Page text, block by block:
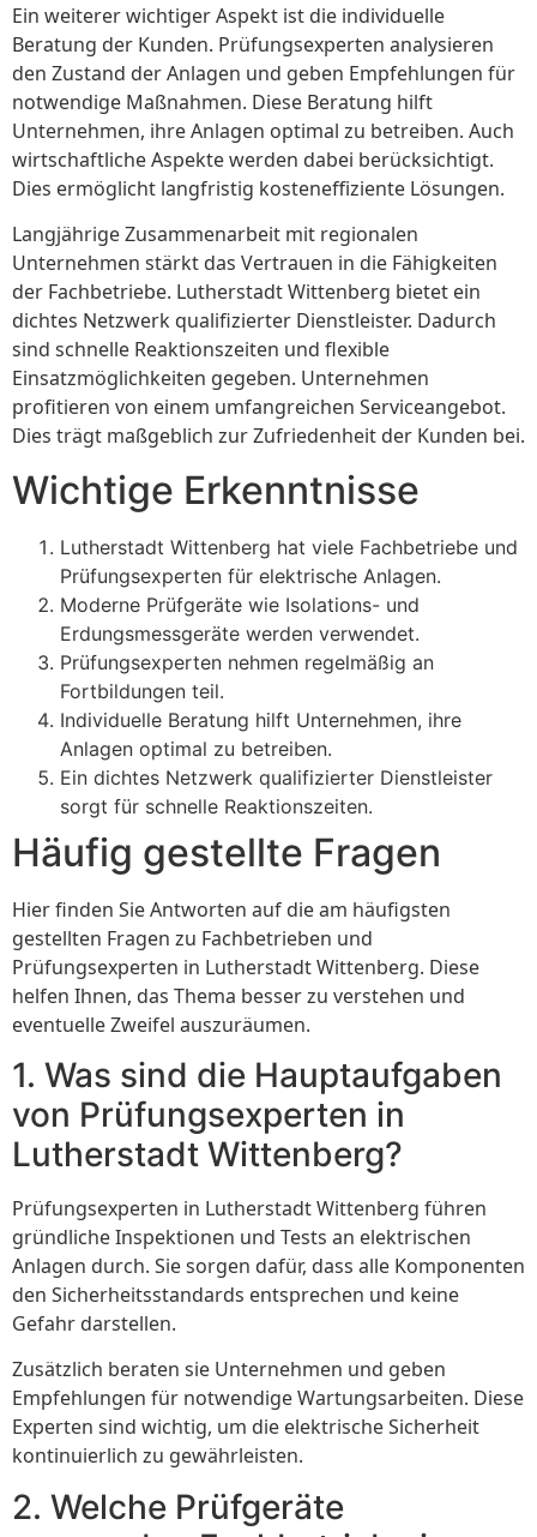
Ein weiterer wichtiger Aspekt ist die individuelle
Beratung der Kunden. Prüfungsexperten analysieren
den Zustand der Anlagen und geben Empfehlungen für
notwendige Maßnahmen. Diese Beratung hilft
Unternehmen, ihre Anlagen optimal zu betreiben. Auch
wirtschaftliche Aspekte werden dabei berücksichtigt.
Dies ermöglicht langfristig kosteneffiziente Lösungen.
Langjährige Zusammenarbeit mit regionalen
Unternehmen stärkt das Vertrauen in die Fähigkeiten
der Fachbetriebe. Lutherstadt Wittenberg bietet ein
dichtes Netzwerk qualifizierter Dienstleister. Dadurch
sind schnelle Reaktionszeiten und flexible
Einsatzmöglichkeiten gegeben. Unternehmen
profitieren von einem umfangreichen Serviceangebot.
Dies trägt maßgeblich zur Zufriedenheit der Kunden bei.
Wichtige Erkenntnisse
Lutherstadt Wittenberg hat viele Fachbetriebe und
Prüfungsexperten für elektrische Anlagen.
Moderne Prüfgeräte wie Isolations- und
Erdungsmessgeräte werden verwendet.
Prüfungsexperten nehmen regelmäßig an
Fortbildungen teil.
Individuelle Beratung hilft Unternehmen, ihre
Anlagen optimal zu betreiben.
Ein dichtes Netzwerk qualifizierter Dienstleister
sorgt für schnelle Reaktionszeiten.
Häufig gestellte Fragen
Hier finden Sie Antworten auf die am häufigsten
gestellten Fragen zu Fachbetrieben und
Prüfungsexperten in Lutherstadt Wittenberg. Diese
helfen Ihnen, das Thema besser zu verstehen und
eventuelle Zweifel auszuräumen.
1. Was sind die Hauptaufgaben
von Prüfungsexperten in
Lutherstadt Wittenberg?
Prüfungsexperten in Lutherstadt Wittenberg führen
gründliche Inspektionen und Tests an elektrischen
Anlagen durch. Sie sorgen dafür, dass alle Komponenten
den Sicherheitsstandards entsprechen und keine
Gefahr darstellen.
Zusätzlich beraten sie Unternehmen und geben
Empfehlungen für notwendige Wartungsarbeiten. Diese
Experten sind wichtig, um die elektrische Sicherheit
kontinuierlich zu gewährleisten.
2. Welche Prüfgeräte